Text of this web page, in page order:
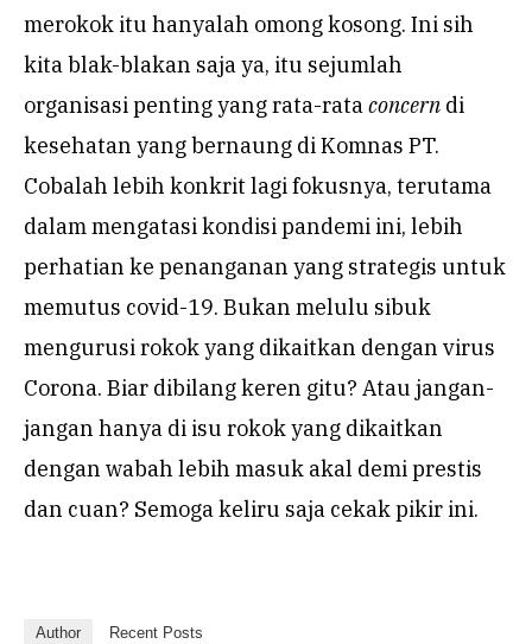
merokok itu hanyalah omong kosong. Ini sih
kita blak-blakan saja ya, itu sejumlah
organisasi penting yang rata-rataconcern di
kesehatan yang bernaung di Komnas PT.
Cobalah lebih konkrit lagi fokusnya, terutama
dalam mengatasi kondisi pandemi ini, lebih
perhatian ke penanganan yang strategis untuk
memutus covid-19. Bukan melulu sibuk
mengurusi rokok yang dikaitkan dengan virus
Corona. Biar dibilang keren gitu? Atau jangan-
jangan hanya di isu rokok yang dikaitkan
dengan wabah lebih masuk akal demi prestis
dan cuan? Semoga keliru saja cekak pikir ini.
Author Recent Posts